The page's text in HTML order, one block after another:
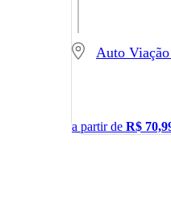
a partir de R$